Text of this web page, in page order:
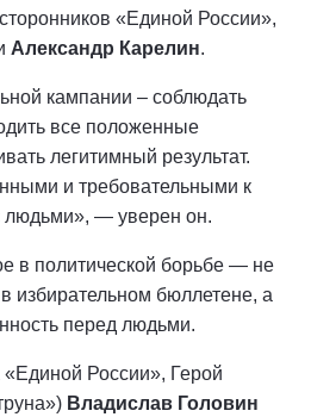
«Единой России»,
Александр Карелин.
кампании – соблюдать
все положенные
легитимный результат.
и требовательными к
людьми», — уверен он.
в политической борьбе — не
избирательном бюллетене, а
перед людьми.
России», Герой
Владислав Головин